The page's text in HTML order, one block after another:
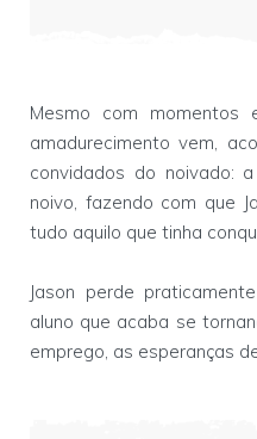
Mesmo com momentos
amadurecimento vem,
convidados do noivado:
noivo, fazendo com que
tudo aquilo que tinha
Jason perde
aluno que acaba se
emprego, as esperanças